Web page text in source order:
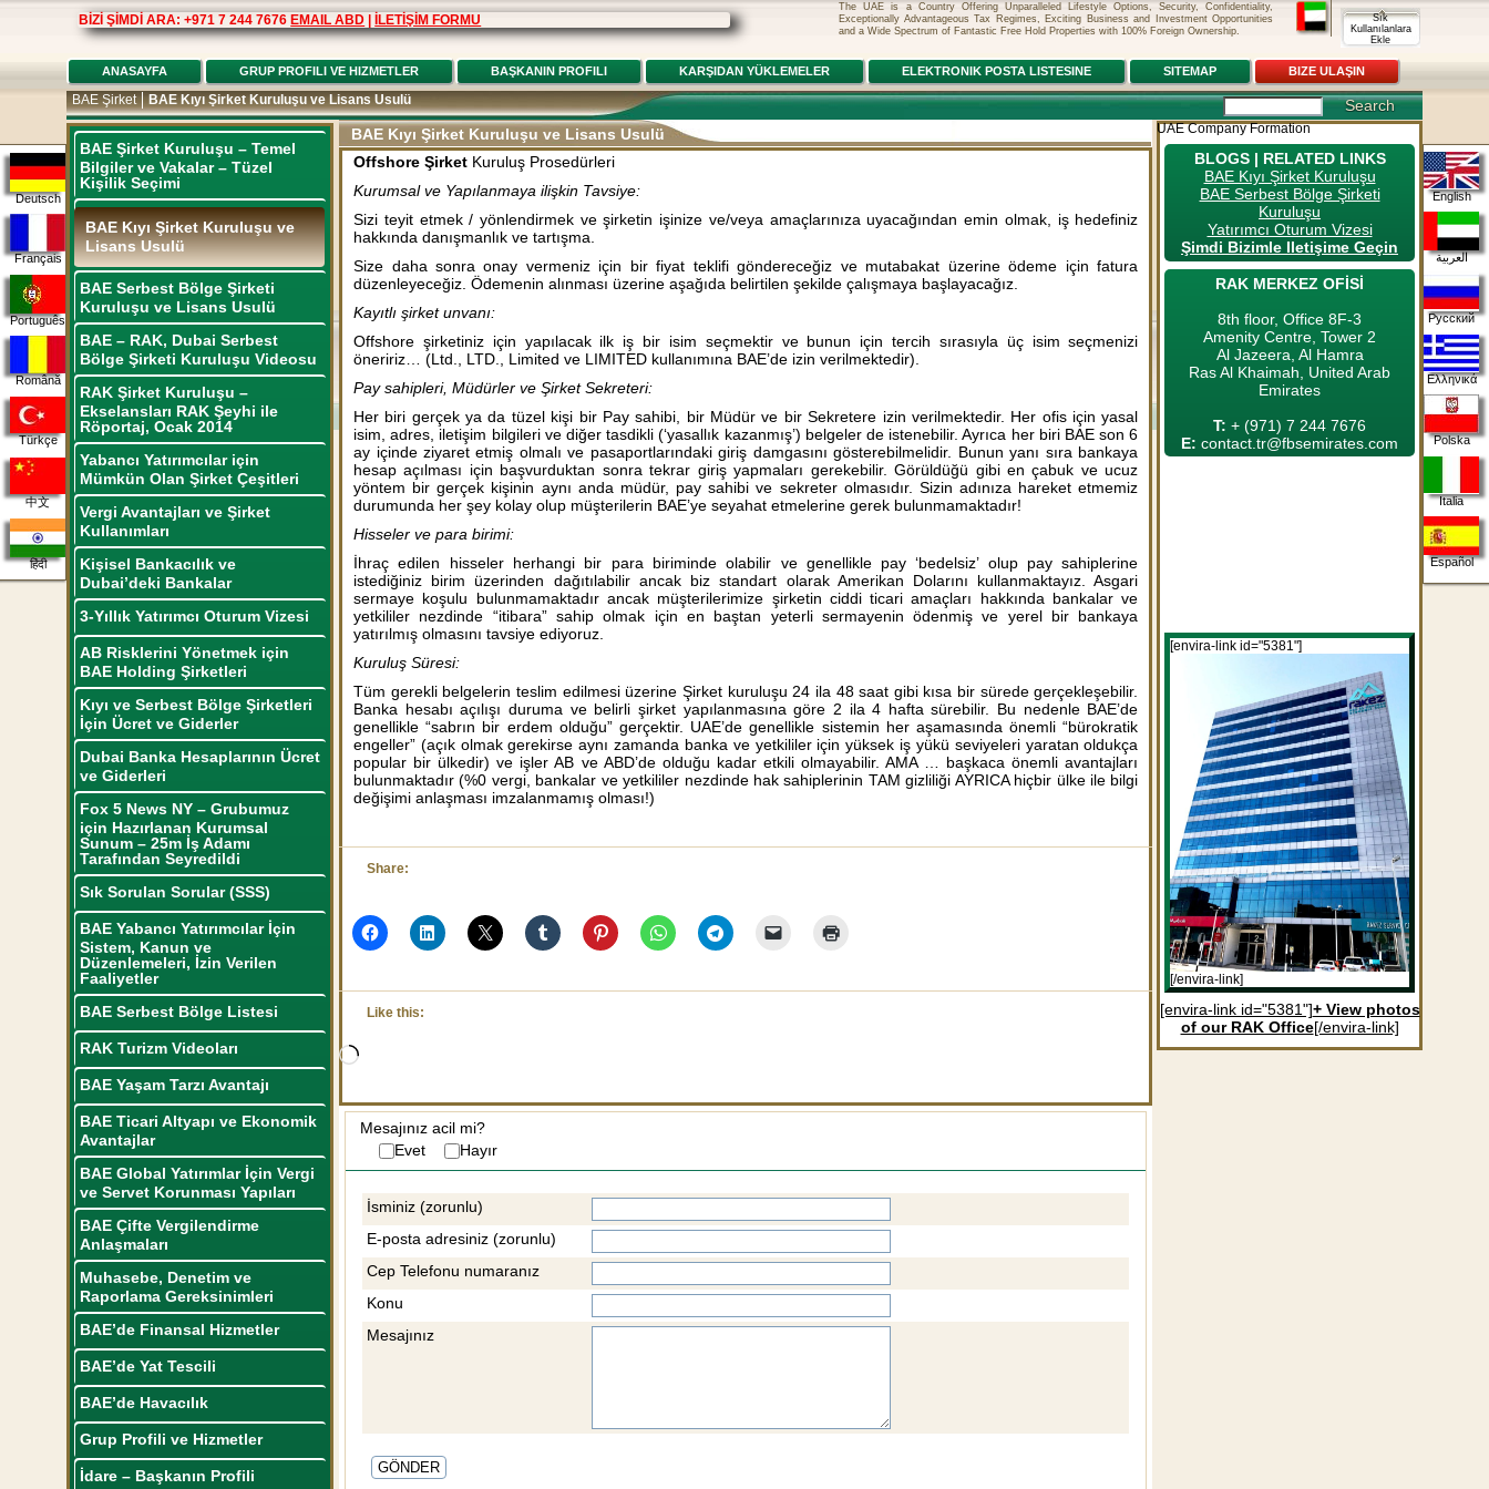
Deutsch
Français
Português
Română
Türkçe
中文
हिंदी
English
العربية
Русский
Ελληνικά
Polska
Italia
Español
BİZİ ŞİMDİ ARA: +971 7 244 7676 EMAIL ABD İLETİŞİM FORMU
The UAE is a Country Offering Unparalleled Lifestyle Options, Security, Confidentiality,
Exceptionally Advantageous Tax Regimes, Exciting Business and Investment Opportunities
and a Wide Spectrum of Fantastic Free Hold Properties with 100% Foreign Ownership.
Sık
Kullanılanlara
Ekle
ANASAYFA GRUP PROFILI VE HIZMETLER BAŞKANIN PROFILI KARŞIDAN YÜKLEMELER ELEKTRONIK POSTA LISTESINE SITEMAP BIZE ULAŞIN
BAE Şirket BAE Kıyı Şirket Kuruluşu ve Lisans Usulü
BAE Şirket Kuruluşu – Temel
Bilgiler ve Vakalar – Tüzel
Kişilik Seçimi
BAE Kıyı Şirket Kuruluşu ve
Lisans Usulü
BAE Serbest Bölge Şirketi
Kuruluşu ve Lisans Usulü
BAE – RAK, Dubai Serbest
Bölge Şirketi Kuruluşu Videosu
RAK Şirket Kuruluşu –
Ekselansları RAK Şeyhi ile
Röportaj, Ocak 2014
Yabancı Yatırımcılar için
Mümkün Olan Şirket Çeşitleri
Vergi Avantajları ve Şirket
Kullanımları
Kişisel Bankacılık ve
Dubai’deki Bankalar
3-Yıllık Yatırımcı Oturum Vizesi
AB Risklerini Yönetmek için
BAE Holding Şirketleri
Kıyı ve Serbest Bölge Şirketleri
İçin Ücret ve Giderler
Dubai Banka Hesaplarının Ücret
ve Giderleri
Fox 5 News NY – Grubumuz
için Hazırlanan Kurumsal
Sunum – 25m İş Adamı
Tarafından Seyredildi
Sık Sorulan Sorular (SSS)
BAE Yabancı Yatırımcılar İçin
Sistem, Kanun ve
Düzenlemeleri, İzin Verilen
Faaliyetler
BAE Serbest Bölge Listesi
RAK Turizm Videoları
BAE Yaşam Tarzı Avantajı
BAE Ticari Altyapı ve Ekonomik
Avantajlar
BAE Global Yatırımlar İçin Vergi
ve Servet Korunması Yapıları
BAE Çifte Vergilendirme
Anlaşmaları
Muhasebe, Denetim ve
Raporlama Gereksinimleri
BAE’de Finansal Hizmetler
BAE’de Yat Tescili
BAE’de Havacılık
Grup Profili ve Hizmetler
İdare – Başkanın Profili
BAE Kıyı Şirket Kuruluşu ve Lisans Usulü
Offshore Şirket Kuruluş Prosedürleri
Kurumsal ve Yapılanmaya ilişkin Tavsiye:
Sizi teyit etmek / yönlendirmek ve şirketin işinize ve/veya amaçlarınıza uyacağından emin olmak, iş hedefiniz
hakkında danışmanlık ve tartışma.
Size daha sonra onay vermeniz için bir fiyat teklifi göndereceğiz ve mutabakat üzerine ödeme için fatura
düzenleyeceğiz. Ödemenin alınması üzerine aşağıda belirtilen şekilde çalışmaya başlayacağız.
Kayıtlı şirket unvanı:
Offshore şirketiniz için yapılacak ilk iş bir isim seçmektir ve bunun için tercih sırasıyla üç isim seçmenizi
öneririz… (Ltd., LTD., Limited ve LIMITED kullanımına BAE’de izin verilmektedir).
Pay sahipleri, Müdürler ve Şirket Sekreteri:
Her biri gerçek ya da tüzel kişi bir Pay sahibi, bir Müdür ve bir Sekretere izin verilmektedir. Her ofis için yasal
isim, adres, iletişim bilgileri ve diğer tasdikli (‘yasallık kazanmış’) belgeler de istenebilir. Ayrıca her biri BAE son 6
ay içinde ziyaret etmiş olmalı ve pasaportlarındaki giriş damgasını gösterebilmelidir. Bunun yanı sıra bankaya
hesap açılması için başvurduktan sonra tekrar giriş yapmaları gerekebilir. Görüldüğü gibi en çabuk ve ucuz
yöntem bir gerçek kişinin aynı anda müdür, pay sahibi ve sekreter olmasıdır. Sizin adınıza hareket etmemiz
durumunda her şey kolay olup müşterilerin BAE’ye seyahat etmelerine gerek bulunmamaktadır!
Hisseler ve para birimi:
İhraç edilen hisseler herhangi bir para biriminde olabilir ve genellikle pay ‘bedelsiz’ olup pay sahiplerine
istediğiniz birim üzerinden dağıtılabilir ancak biz standart olarak Amerikan Dolarını kullanmaktayız. Asgari
sermaye koşulu bulunmamaktadır ancak müşterilerimize şirketin ciddi ticari amaçları hakkında bankalar ve
yetkililer nezdinde “itibara” sahip olmak için en baştan yeterli sermayenin ödenmiş ve yerel bir bankaya
yatırılmış olmasını tavsiye ediyoruz.
Kuruluş Süresi:
Tüm gerekli belgelerin teslim edilmesi üzerine Şirket kuruluşu 24 ila 48 saat gibi kısa bir sürede gerçekleşebilir.
Banka hesabı açılışı duruma ve belirli şirket yapılanmasına göre 2 ila 4 hafta sürebilir. Bu nedenle BAE’de
genellikle “sabrın bir erdem olduğu” gerçektir. UAE’de genellikle sistemin her aşamasında önemli “bürokratik
engeller” (açık olmak gerekirse aynı zamanda banka ve yetkililer için yüksek iş yükü seviyeleri yaratan oldukça
popular bir ülkedir) ve işler AB ve ABD’de olduğu kadar etkili olmayabilir. AMA … başkaca önemli avantajları
bulunmaktadır (%0 vergi, bankalar ve yetkililer nezdinde hak sahiplerinin TAM gizliliği AYRICA hiçbir ülke ile bilgi
değişimi anlaşması imzalanmamış olması!)
Share:
Like this:
Loading…
Mesajınız acil mi?
Evet
Hayır
İsminiz (zorunlu)
E-posta adresiniz (zorunlu)
Cep Telefonu numaranız
Konu
Mesajınız
UAE Company Formation
BLOGS | RELATED LINKS
BAE Kıyı Şirket Kuruluşu
BAE Serbest Bölge Şirketi
Kuruluşu
Yatırımcı Oturum Vizesi
Şimdi Bizimle Iletişime Geçin
RAK MERKEZ OFİSİ
8th floor, Office 8F-3
Amenity Centre, Tower 2
Al Jazeera, Al Hamra
Ras Al Khaimah, United Arab
Emirates
T: + (971) 7 244 7676
E: contact.tr@fbsemirates.com
[envira-link id="5381"]
[/envira-link]
[envira-link id="5381"]+ View photos
of our RAK Office[/envira-link]